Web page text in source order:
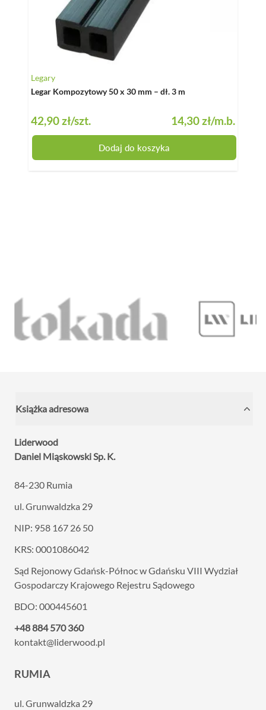
Legary
Legar Kompozytowy 50 x 30 mm – dł. 3 m
42,90 zł/szt. 14,30 zł/m.b.
Dodaj do koszyka
Książka adresowa
Liderwood
Daniel Miąskowski Sp. K.
84-230 Rumia
ul. Grunwaldzka 29
NIP: 958 167 26 50
KRS: 0001086042
Sąd Rejonowy Gdańsk-Północ w Gdańsku VIII Wydział
Gospodarczy Krajowego Rejestru Sądowego
BDO: 000445601
+48 884 570 360
kontakt@liderwood.pl
RUMIA
ul. Grunwaldzka 29